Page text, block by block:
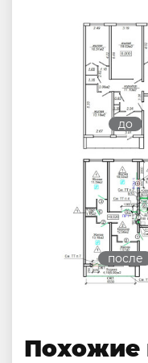
до
после
Похожие